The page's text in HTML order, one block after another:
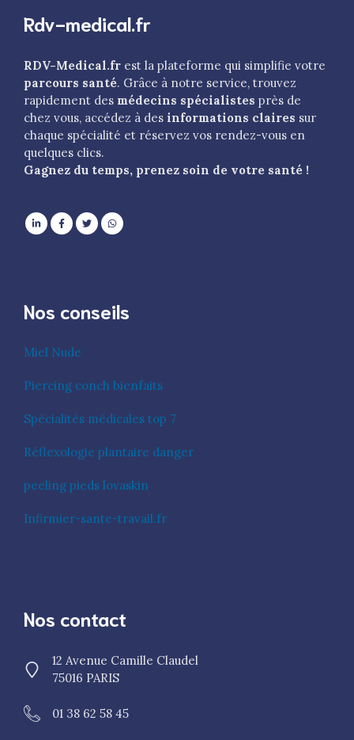
Rdv-medical.fr
RDV-Medical.fr est la plateforme qui simplifie votre
parcours santé. Grâce à notre service, trouvez
rapidement des médecins spécialistes près de
chez vous, accédez à des informations claires sur
chaque spécialité et réservez vos rendez-vous en
quelques clics.
Gagnez du temps, prenez soin de votre santé !
Nos conseils
Miel Nude
Piercing conch bienfaits
Spécialités médicales top 7
Réflexologie plantaire danger
peeling pieds lovaskin
Infirmier-sante-travail.fr
Nos contact
12 Avenue Camille Claudel
75016 PARIS
01 38 62 58 45